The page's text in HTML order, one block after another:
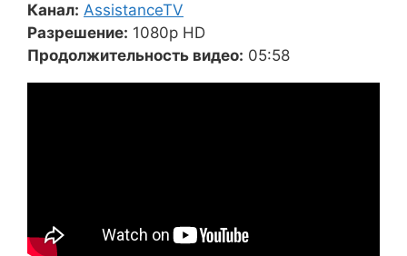
Канал: AssistanceTV
Разрешение: 1080p HD
Продолжительность видео: 05:58